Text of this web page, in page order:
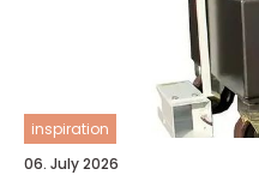
inspiration
06. July 2026